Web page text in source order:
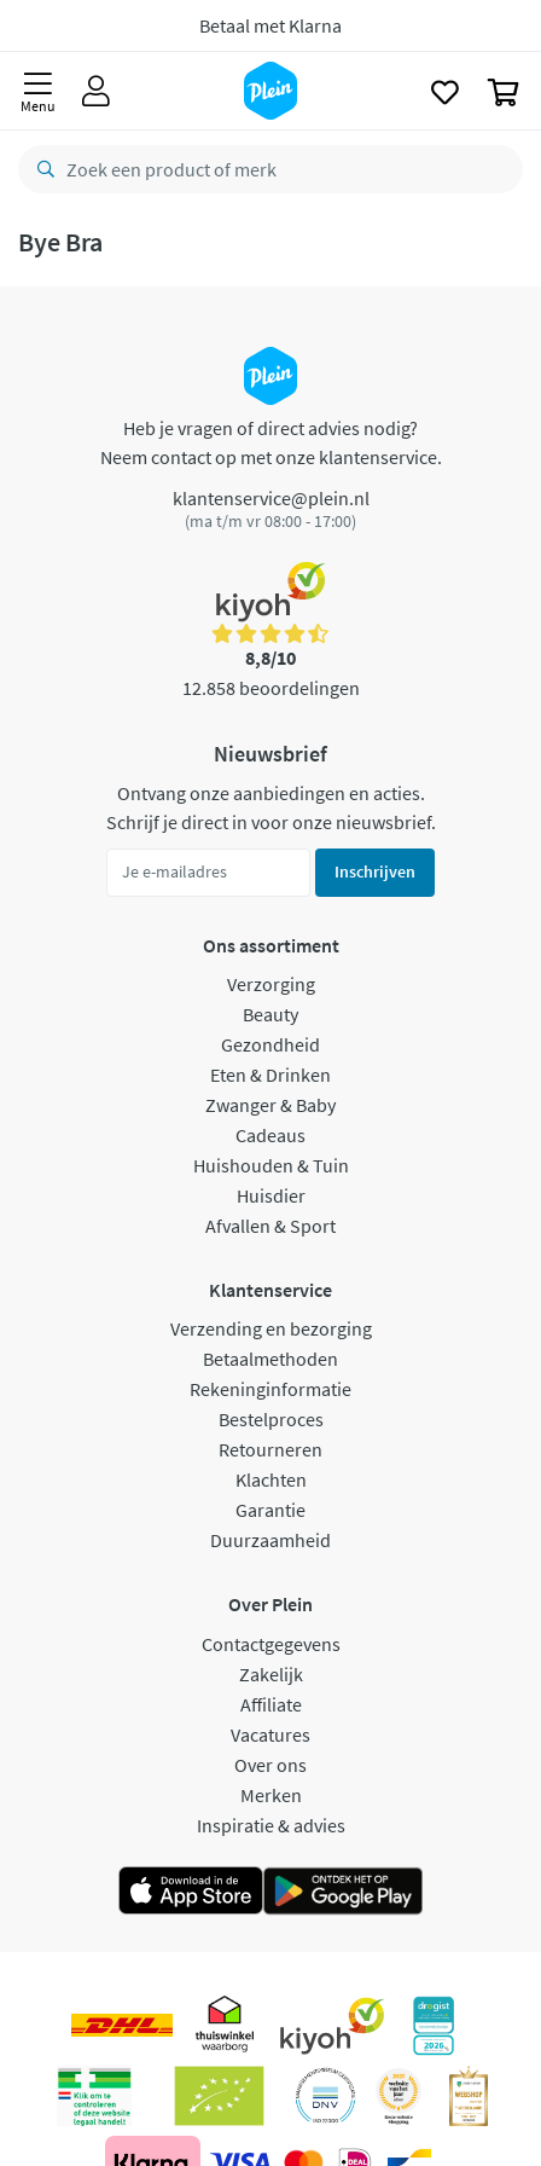
Betaal met Klarna
Menu
Bye Bra
Heb je vragen of direct advies nodig?
Neem contact op met onze klantenservice.
klantenservice@plein.nl
(ma t/m vr 08:00 - 17:00)
8,8/10
12.858 beoordelingen
Nieuwsbrief
Ontvang onze aanbiedingen en acties.
Schrijf je direct in voor onze nieuwsbrief.
Inschrijven
Ons assortiment
Verzorging
Beauty
Gezondheid
Eten & Drinken
Zwanger & Baby
Cadeaus
Huishouden & Tuin
Huisdier
Afvallen & Sport
Klantenservice
Verzending en bezorging
Betaalmethoden
Rekeninginformatie
Bestelproces
Retourneren
Klachten
Garantie
Duurzaamheid
Over Plein
Contactgegevens
Zakelijk
Affiliate
Vacatures
Over ons
Merken
Inspiratie & advies